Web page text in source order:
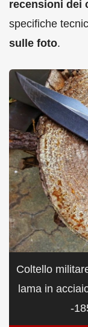
recensioni dei
specifiche
sulle foto.
Coltello
lama in
-